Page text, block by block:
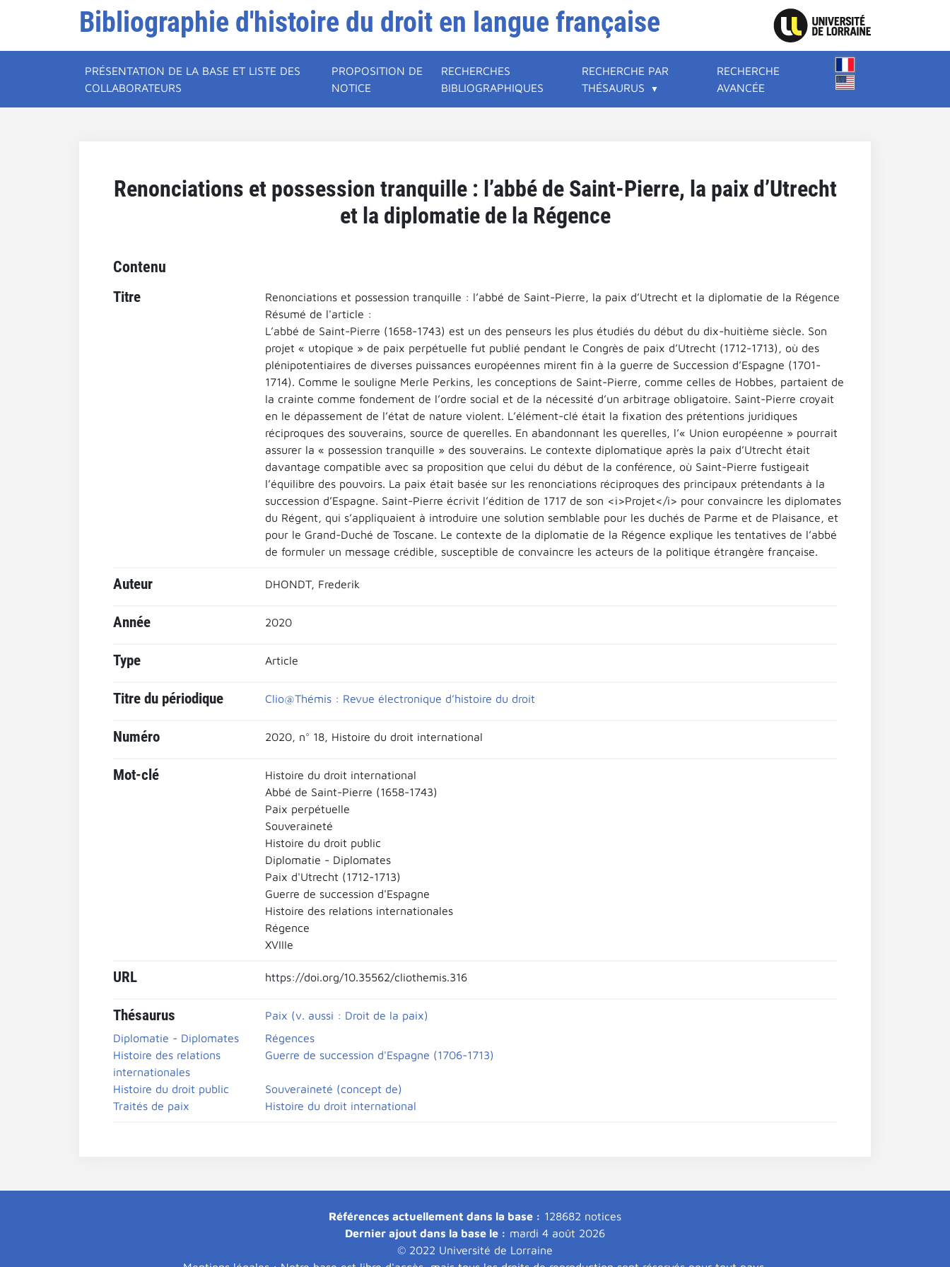
Bibliographie d'histoire du droit en langue française
PRÉSENTATION DE LA BASE ET LISTE DES
COLLABORATEURS
PROPOSITION DE
NOTICE
RECHERCHES
BIBLIOGRAPHIQUES
RECHERCHE PAR
THÉSAURUS
RECHERCHE
AVANCÉE
Renonciations et possession tranquille : l’abbé de Saint-Pierre, la paix d’Utrecht
et la diplomatie de la Régence
Contenu
Titre
Renonciations et possession tranquille : l’abbé de Saint-Pierre, la paix d’Utrecht et la diplomatie de la Régence
Résumé de l'article :
L’abbé de Saint-Pierre (1658-1743) est un des penseurs les plus étudiés du début du dix-huitième siècle. Son
projet « utopique » de paix perpétuelle fut publié pendant le Congrès de paix d’Utrecht (1712-1713), où des
plénipotentiaires de diverses puissances européennes mirent fin à la guerre de Succession d’Espagne (1701-
1714). Comme le souligne Merle Perkins, les conceptions de Saint-Pierre, comme celles de Hobbes, partaient de
la crainte comme fondement de l’ordre social et de la nécessité d’un arbitrage obligatoire. Saint-Pierre croyait
en le dépassement de l’état de nature violent. L’élément-clé était la fixation des prétentions juridiques
réciproques des souverains, source de querelles. En abandonnant les querelles, l’« Union européenne » pourrait
assurer la « possession tranquille » des souverains. Le contexte diplomatique après la paix d’Utrecht était
davantage compatible avec sa proposition que celui du début de la conférence, où Saint-Pierre fustigeait
l’équilibre des pouvoirs. La paix était basée sur les renonciations réciproques des principaux prétendants à la
succession d’Espagne. Saint-Pierre écrivit l’édition de 1717 de son <i>Projet</i> pour convaincre les diplomates
du Régent, qui s’appliquaient à introduire une solution semblable pour les duchés de Parme et de Plaisance, et
pour le Grand-Duché de Toscane. Le contexte de la diplomatie de la Régence explique les tentatives de l’abbé
de formuler un message crédible, susceptible de convaincre les acteurs de la politique étrangère française.
Auteur DHONDT, Frederik
Année 2020
Type Article
Titre du périodique Clio@Thémis : Revue électronique d’histoire du droit
Numéro 2020, n° 18, Histoire du droit international
Mot-clé
Histoire du droit international
Abbé de Saint-Pierre (1658-1743)
Paix perpétuelle
Souveraineté
Histoire du droit public
Diplomatie - Diplomates
Paix d'Utrecht (1712-1713)
Guerre de succession d'Espagne
Histoire des relations internationales
Régence
XVIIIe
URL https://doi.org/10.35562/cliothemis.316
Thésaurus
Paix (v. aussi : Droit de la paix)
Diplomatie - Diplomates
Régences
Histoire des relations
internationales
Guerre de succession d'Espagne (1706-1713)
Histoire du droit public
Souveraineté (concept de)
Traités de paix
Histoire du droit international
Références actuellement dans la base : 128682 notices
Dernier ajout dans la base le : mardi 4 août 2026
© 2022 Université de Lorraine